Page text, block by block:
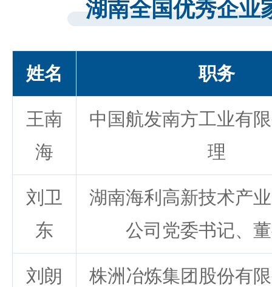
湖南全国优秀企业
姓名 职务
王南
海
中国航发南方工业有
理
刘卫
东
湖南海利高新技术产
公司党委书记、
刘朗
株洲冶炼集团股份有